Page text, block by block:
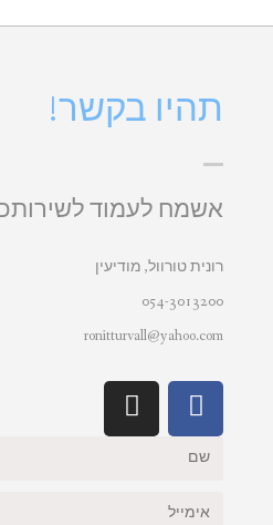
תהיו בקשר!
אשמח לעמוד
רונית טורוול, מודיעין
054-3013200
ronitturvall@yahoo.com